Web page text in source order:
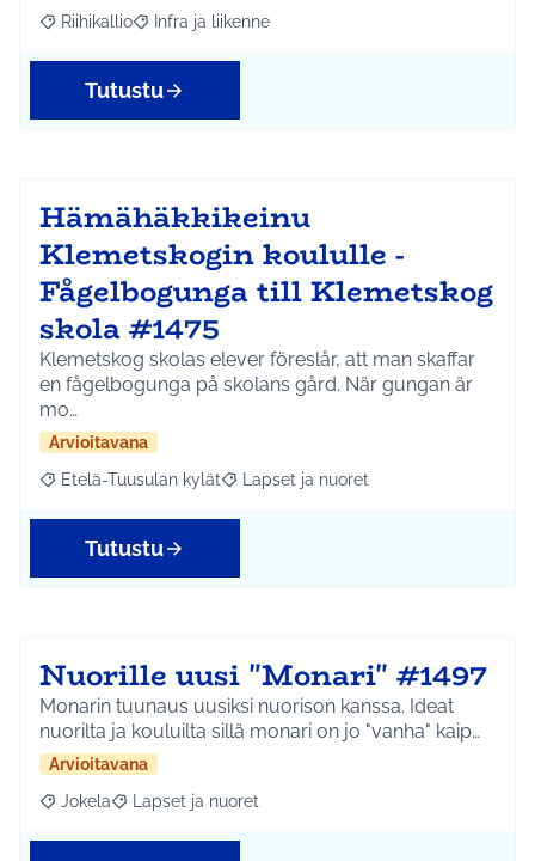
Rajaa tulokset aihepiirin mukaan: Riihikallio
Riihikallio Rajaa tulokset teeman mukaan: Infra ja liikenne
Infra ja liikenne
Tutustu
Hämähäkkikeinu
Klemetskogin koululle -
Fågelbogunga till Klemetskog
skola #1475
Klemetskog skolas elever föreslår, att man skaffar
en fågelbogunga på skolans gård. När gungan är
mo…
Arvioitavana
Rajaa tulokset aihepiirin mukaan: Etelä-Tuusulan kylät
Etelä-Tuusulan kylät Rajaa tulokset teeman mukaan: Lapset
Lapset ja nuoret
Tutustu
Nuorille uusi "Monari" #1497
Monarin tuunaus uusiksi nuorison kanssa. Ideat
nuorilta ja kouluilta sillä monari on jo "vanha" kaip…
Arvioitavana
Rajaa tulokset aihepiirin mukaan: Jokela
Jokela Rajaa tulokset teeman mukaan: Lapset ja nuoret
Lapset ja nuoret